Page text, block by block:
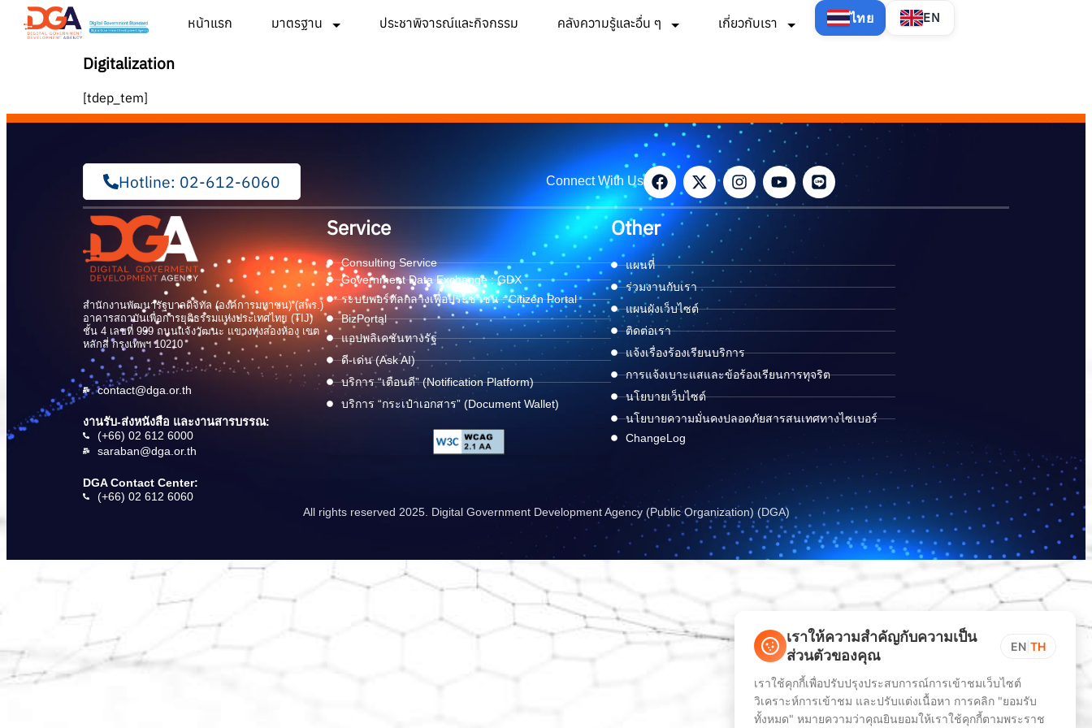
หน้าแรก มาตรฐาน ประชาพิจารณ์และกิจกรรม คลังความรู้และอื่น ๆ เกี่ยวกับเรา ไทย EN
Digitalization
[tdep_tem]
Hotline: 02-612-6060 Connect With Us
สำนักงานพัฒนารัฐบาลดิจิทัล (องค์การมหาชน) (สพร.)
อาคารสถาบันเพื่อการยุติธรรมแห่งประเทศไทย (TIJ)
ชั้น 4 เลขที่ 999 ถนนแจ้งวัฒนะ แขวงทุ่งสองห้อง เขต
หลักสี่ กรุงเทพฯ 10210
contact@dga.or.th
งานรับ-ส่งหนังสือ และงานสารบรรณ:
(+66) 02 612 6000
saraban@dga.or.th
DGA Contact Center:
(+66) 02 612 6060
Service
Consulting Service
Government Data Exchange : GDX
ระบบพอร์ทัลกลางเพื่อประชาชน : Citizen Portal
BizPortal
แอปพลิเคชันทางรัฐ
ดี-เด่น (Ask AI)
บริการ “เตือนดี” (Notification Platform)
บริการ “กระเป๋าเอกสาร” (Document Wallet)
Other
แผนที่
ร่วมงานกับเรา
แผนผังเว็บไซต์
ติดต่อเรา
แจ้งเรื่องร้องเรียนบริการ
การแจ้งเบาะแสและข้อร้องเรียนการทุจริต
นโยบายเว็บไซต์
นโยบายความมั่นคงปลอดภัยสารสนเทศทางไซเบอร์
ChangeLog
All rights reserved 2025. Digital Government Development Agency (Public Organization) (DGA)
เราให้ความสำคัญกับความเป็น
ส่วนตัวของคุณ
EN TH
เราใช้คุกกี้เพื่อปรับปรุงประสบการณ์การเข้าชมเว็บไซต์
วิเคราะห์การเข้าชม และปรับแต่งเนื้อหา การคลิก "ยอมรับ
ทั้งหมด" หมายความว่าคุณยินยอมให้เราใช้คุกกี้ตามพระราช